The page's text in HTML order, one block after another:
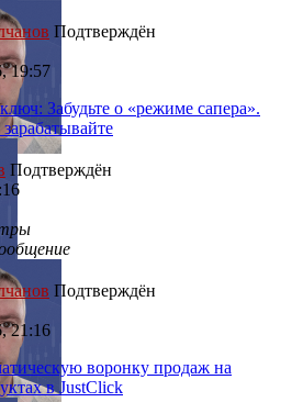
Подтверждён
19:57
Забудьте о «режиме сапера».
Подтверждён
Подтверждён
21:16
воронку продаж на
в JustClick